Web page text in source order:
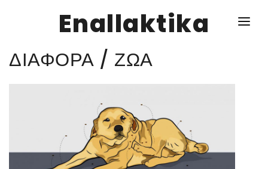
Enallaktika
ΔΙΑΦΟΡΑ
ΔΙΑΦΟΡΑ / ΖΩΑ